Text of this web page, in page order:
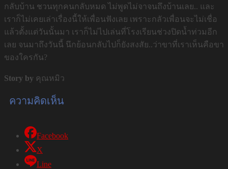
กลับบ้าน ชวนทุกคนกลับหมด ไม่พูดไม่จาจนถึงบ้านเลย.. และ
เราก็ไม่เคยเล่าเรื่องนี้ให้เพื่อนฟังเลย เพราะกลัวเพื่อนจะไม่เชื่อ
แล้วตั้งแต่วันนั้นมา เราก็ไม่ไปเล่นที่โรงเรียนช่วงปิดน้ำท่วมอีก
เลย จนมาถึงวันนี้ นึกย้อนกลับไปก็ยังสงสัย..ว่าขาที่เราเห็นคือขา
ของใครกัน?
Story by คุณหมิว
ความคิดเห็น
Facebook
X
Line